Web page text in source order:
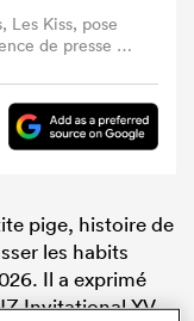
Les Kiss, pose
de presse au
pige, histoire de
les habits
Il a exprimé
Invitational XV,